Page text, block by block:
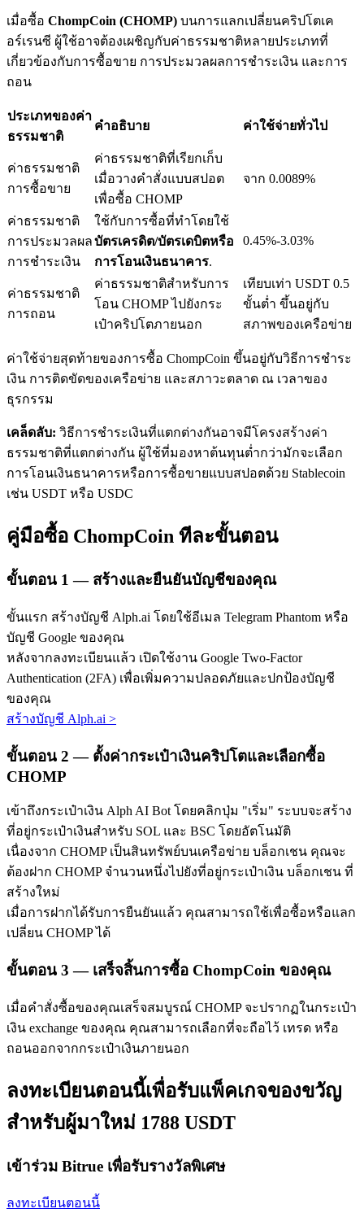
บริการยืมเงินที่ได้รับการสนับสนุนจาก Crypto
ลงทุนอัตโนมัติ
คว้าผลกำไรระยะยาวและผลประโยชน์ที่ยืดหยุ่น
เรียนรู้ Staking
เรียนรู้เกี่ยวกับการสร้างรายได้แบบพาสซีฟ
พันธมิตร Bitrue
พันธมิตร Bitrue
BTC Welcome Rewards
เมื่อซื้อ ChompCoin (CHOMP) บนการแลกเปลี่ยนคริปโตเค
อร์เรนซี ผู้ใช้อาจต้องเผชิญกับค่าธรรมชาติหลายประเภทที่
เกี่ยวข้องกับการซื้อขาย การประมวลผลการชำระเงิน และการ
ถอน
ประเภทของค่า
ธรรมชาติ
คำอธิบาย ค่าใช้จ่ายทั่วไป
ค่าธรรมชาติ
การซื้อขาย
ค่าธรรมชาติที่เรียกเก็บ
เมื่อวางคำสั่งแบบสปอต
เพื่อซื้อ CHOMP
จาก 0.0089%
ค่าธรรมชาติ
การประมวลผล
การชำระเงิน
ใช้กับการซื้อที่ทำโดยใช้
บัตรเครดิต/บัตรเดบิตหรือ
การโอนเงินธนาคาร.
0.45%-3.03%
ค่าธรรมชาติ
การถอน
ค่าธรรมชาติสำหรับการ
โอน CHOMP ไปยังกระ
เป๋าคริปโตภายนอก
เทียบเท่า USDT 0.5
ขั้นต่ำ ขึ้นอยู่กับ
สภาพของเครือข่าย
ค่าใช้จ่ายสุดท้ายของการซื้อ ChompCoin ขึ้นอยู่กับวิธีการชำระ
เงิน การติดขัดของเครือข่าย และสภาวะตลาด ณ เวลาของ
ธุรกรรม
เคล็ดลับ: วิธีการชำระเงินที่แตกต่างกันอาจมีโครงสร้างค่า
ธรรมชาติที่แตกต่างกัน ผู้ใช้ที่มองหาต้นทุนต่ำกว่ามักจะเลือก
การโอนเงินธนาคารหรือการซื้อขายแบบสปอตด้วย Stablecoin
เช่น USDT หรือ USDC
คู่มือซื้อ ChompCoin ทีละขั้นตอน
ขั้นตอน 1 — สร้างและยืนยันบัญชีของคุณ
ขั้นแรก สร้างบัญชี Alph.ai โดยใช้อีเมล Telegram Phantom หรือ
บัญชี Google ของคุณ
หลังจากลงทะเบียนแล้ว เปิดใช้งาน Google Two-Factor
Authentication (2FA) เพื่อเพิ่มความปลอดภัยและปกป้องบัญชี
ของคุณ
สร้างบัญชี Alph.ai >
ขั้นตอน 2 — ตั้งค่ากระเป๋าเงินคริปโตและเลือกซื้อ
CHOMP
เข้าถึงกระเป๋าเงิน Alph AI Bot โดยคลิกปุ่ม "เริ่ม" ระบบจะสร้าง
ที่อยู่กระเป๋าเงินสำหรับ SOL และ BSC โดยอัตโนมัติ
เนื่องจาก CHOMP เป็นสินทรัพย์บนเครือข่าย บล็อกเชน คุณจะ
ต้องฝาก CHOMP จำนวนหนึ่งไปยังที่อยู่กระเป๋าเงิน บล็อกเชน ที่
สร้างใหม่
เมื่อการฝากได้รับการยืนยันแล้ว คุณสามารถใช้เพื่อซื้อหรือแลก
เปลี่ยน CHOMP ได้
ขั้นตอน 3 — เสร็จสิ้นการซื้อ ChompCoin ของคุณ
เมื่อคำสั่งซื้อของคุณเสร็จสมบูรณ์ CHOMP จะปรากฏในกระเป๋า
เงิน exchange ของคุณ คุณสามารถเลือกที่จะถือไว้ เทรด หรือ
ถอนออกจากกระเป๋าเงินภายนอก
ลงทะเบียนตอนนี้เพื่อรับแพ็คเกจของขวัญ
สำหรับผู้มาใหม่ 1788 USDT
เข้าร่วม Bitrue เพื่อรับรางวัลพิเศษ
ลงทะเบียนตอนนี้